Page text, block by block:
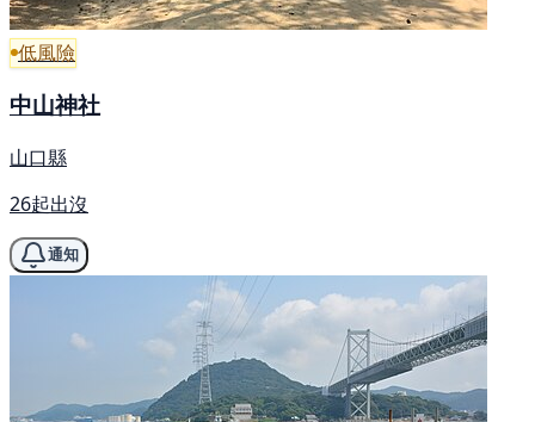
低風險
中山神社
山口縣
26起出沒
通知